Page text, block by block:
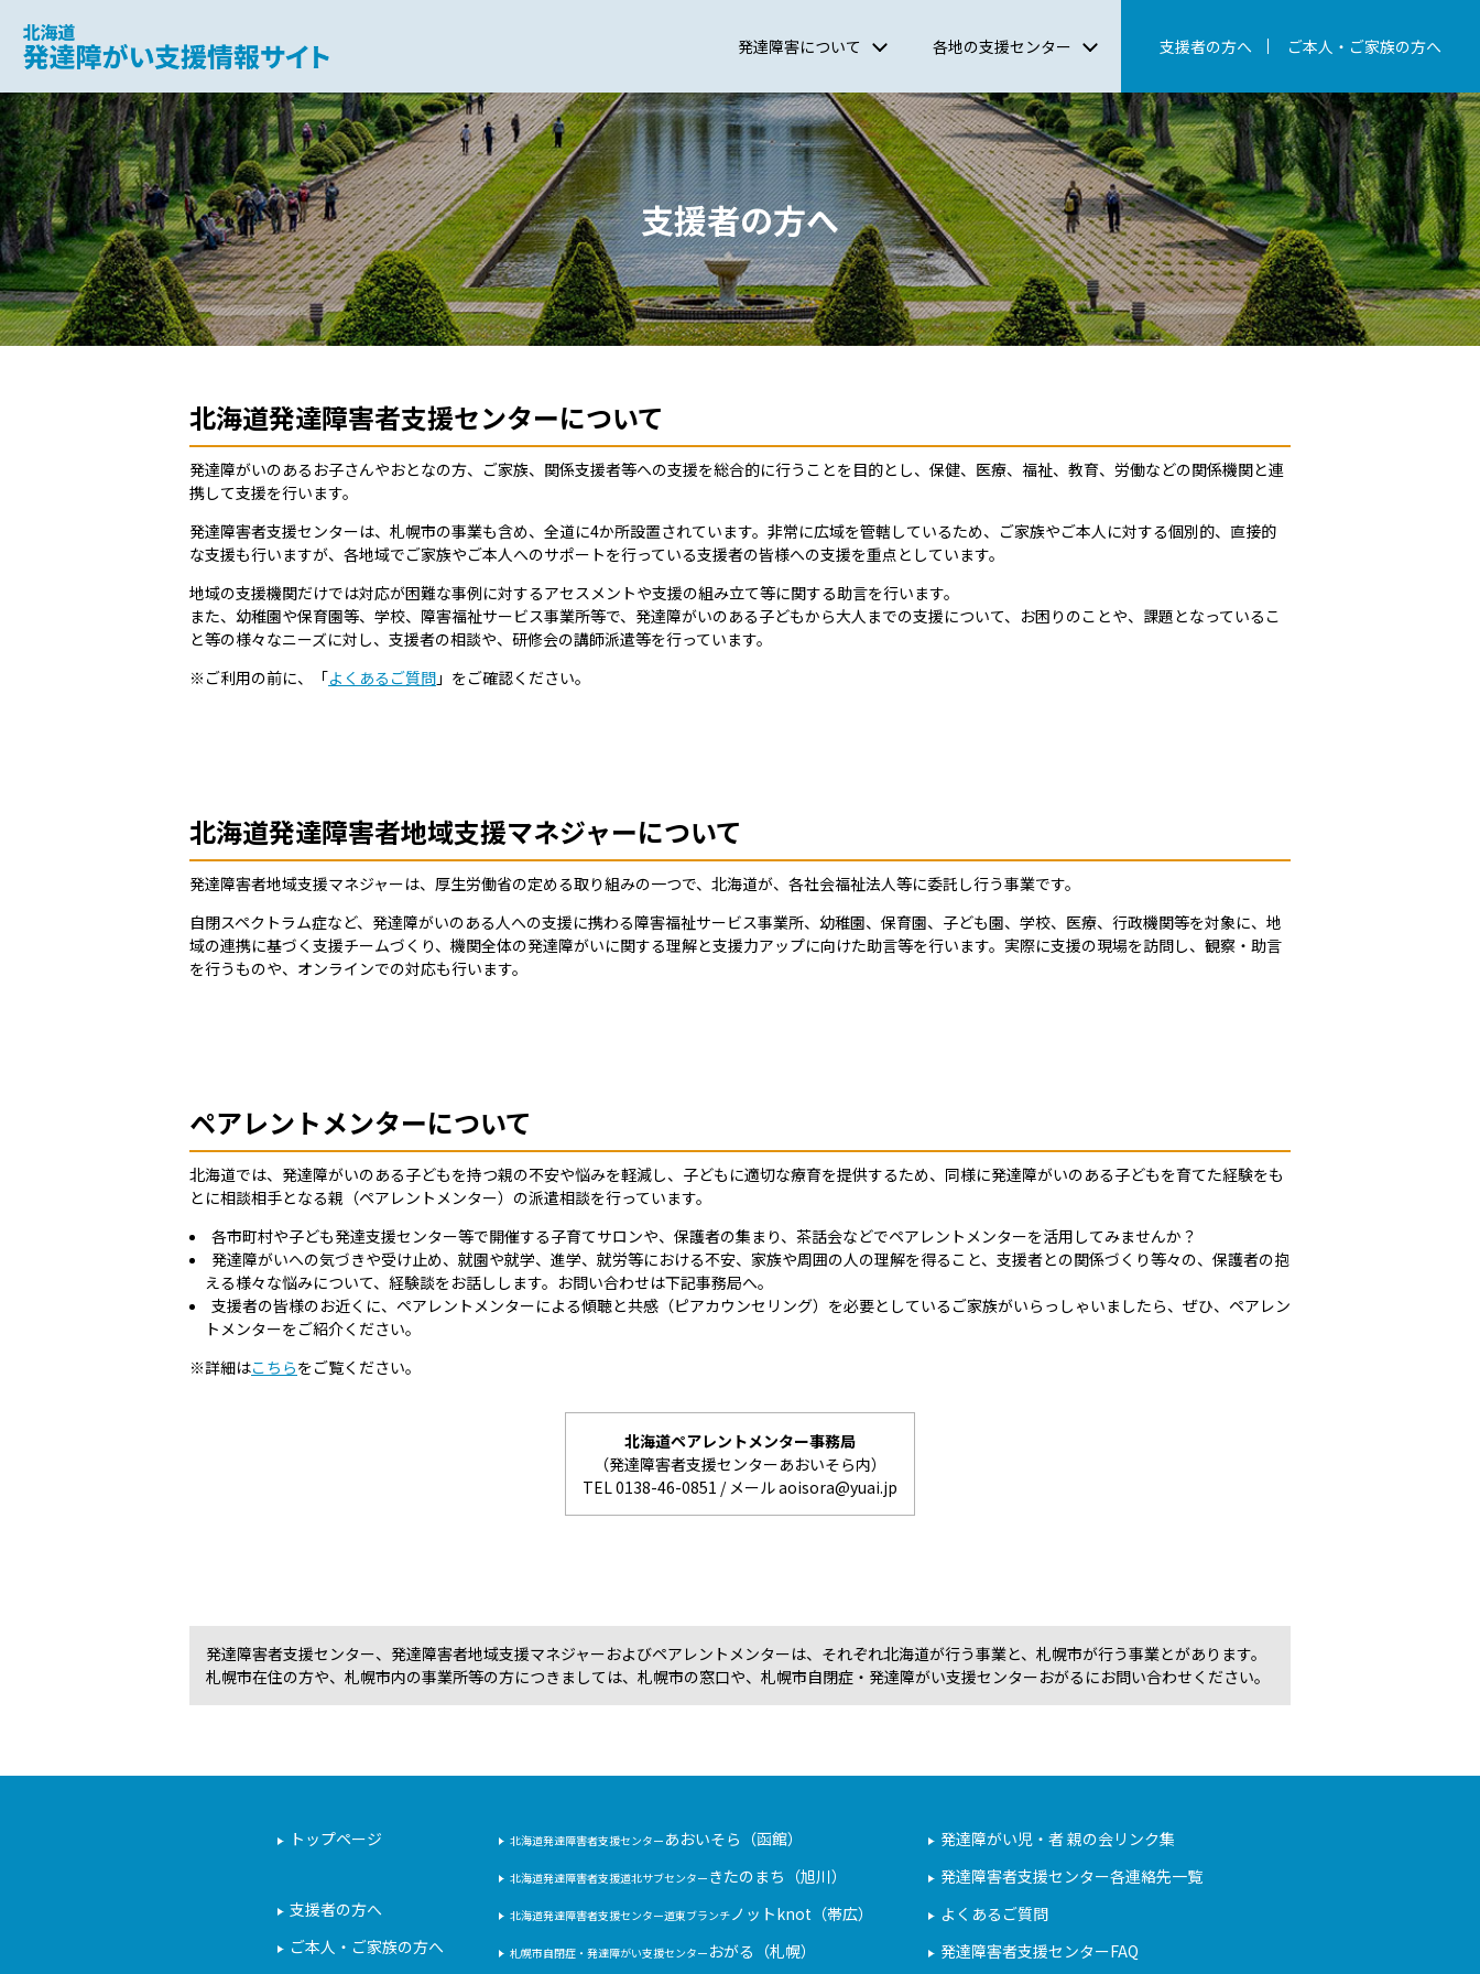
支援者の方へ ご本人・ご家族の方へ
発達障害について 各地の支援センター
支援者の方へ
北海道発達障害者支援センターについて
発達障がいのあるお子さんやおとなの方、ご家族、関係支援者等への支援を総合的に行うことを目的とし、保健、医療、福祉、教育、労働などの関係機関と連
携して支援を行います。
発達障害者支援センターは、札幌市の事業も含め、全道に4か所設置されています。非常に広域を管轄しているため、ご家族やご本人に対する個別的、直接的
な支援も行いますが、各地域でご家族やご本人へのサポートを行っている支援者の皆様への支援を重点としています。
地域の支援機関だけでは対応が困難な事例に対するアセスメントや支援の組み立て等に関する助言を行います。
また、幼稚園や保育園等、学校、障害福祉サービス事業所等で、発達障がいのある子どもから大人までの支援について、お困りのことや、課題となっているこ
と等の様々なニーズに対し、支援者の相談や、研修会の講師派遣等を行っています。
※ご利用の前に、「よくあるご質問 」をご確認ください。
北海道発達障害者地域支援マネジャーについて
発達障害者地域支援マネジャーは、厚生労働省の定める取り組みの一つで、北海道が、各社会福祉法人等に委託し行う事業です。
自閉スペクトラム症など、発達障がいのある人への支援に携わる障害福祉サービス事業所、幼稚園、保育園、子ども園、学校、医療、行政機関等を対象に、地
域の連携に基づく支援チームづくり、機関全体の発達障がいに関する理解と支援力アップに向けた助言等を行います。実際に支援の現場を訪問し、観察・助言
を行うものや、オンラインでの対応も行います。
ペアレントメンターについて
北海道では、発達障がいのある子どもを持つ親の不安や悩みを軽減し、子どもに適切な療育を提供するため、同様に発達障がいのある子どもを育てた経験をも
とに相談相手となる親（ペアレントメンター）の派遣相談を行っています。
各市町村や子ども発達支援センター等で開催する子育てサロンや、保護者の集まり、茶話会などでペアレントメンターを活用してみませんか？
発達障がいへの気づきや受け止め、就園や就学、進学、就労等における不安、家族や周囲の人の理解を得ること、支援者との関係づくり等々の、保護者の抱
える様々な悩みについて、経験談をお話しします。お問い合わせは下記事務局へ。
支援者の皆様のお近くに、ペアレントメンターによる傾聴と共感（ピアカウンセリング）を必要としているご家族がいらっしゃいましたら、ぜひ、ペアレン
トメンターをご紹介ください。
※詳細はこちらをご覧ください。
北海道ペアレントメンター事務局
（発達障害者支援センターあおいそら内）
TEL 0138-46-0851 / メール aoisora@yuai.jp
発達障害者支援センター、発達障害者地域支援マネジャーおよびペアレントメンターは、それぞれ北海道が行う事業と、札幌市が行う事業とがあります。
札幌市在住の方や、札幌市内の事業所等の方につきましては、札幌市の窓口や、札幌市自閉症・発達障がい支援センターおがるにお問い合わせください。
トップページ
支援者の方へ
ご本人・ご家族の方へ
北海道発達障害者支援センター あおいそら（函館）
北海道発達障害者支援道北サブセンター きたのまち（旭川）
北海道発達障害者支援センター道東ブランチノットknot（帯広）
札幌市自閉症・発達障がい支援センター おがる（札幌）
発達障がい児・者 親の会リンク集
発達障害者支援センター各連絡先一覧
よくあるご質問
発達障害者支援センターFAQ